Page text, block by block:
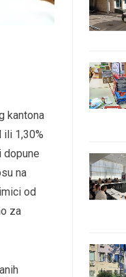
kantona
1,30%
dopune
na
od
za